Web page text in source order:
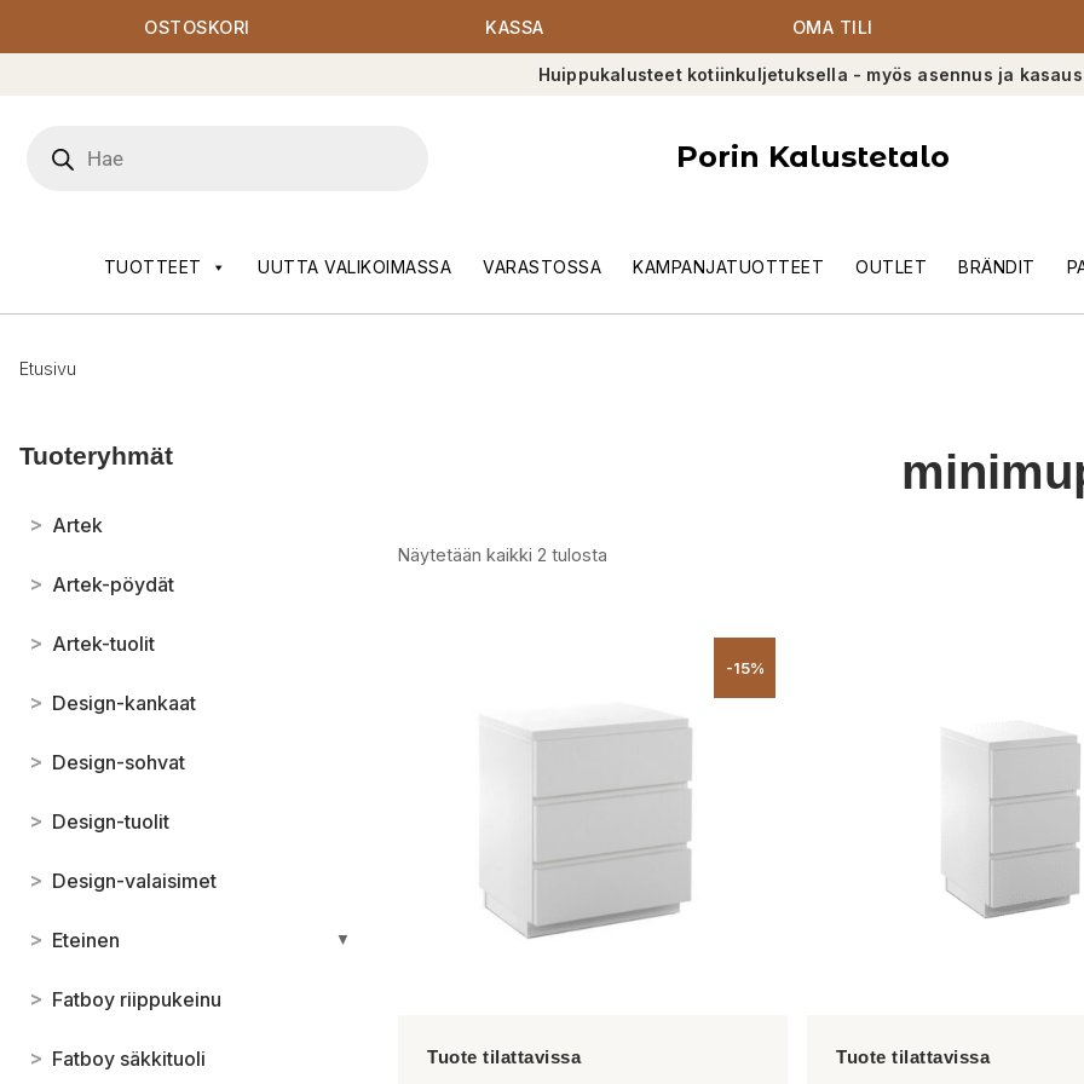
OSTOSKORI KASSA OMA TILI
Huippukalusteet kotiinkuljetuksella - myös asennus ja
search
Porin Kalustetalo
TUOTTEET UUTTA VALIKOIMASSA VARASTOSSA KAMPANJATUOTTEET OUTLET BRÄNDIT
Etusivu
Tuoteryhmät
> Artek
> Artek-pöydät
> Artek-tuolit
> Design-kankaat
> Design-sohvat
> Design-tuolit
> Design-valaisimet
> Eteinen ▼
> Fatboy riippukeinu
> Fatboy säkkituoli
Näytetään kaikki 2 tulosta
-15%